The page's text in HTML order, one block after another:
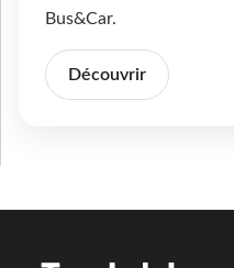
Bus&Car.
Découvrir